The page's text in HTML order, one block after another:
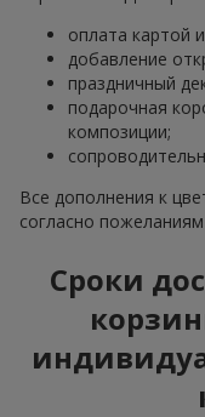
оплата картой
добавление
праздничный
подарочная
композиции;
Все дополнения к
согласно
Сроки